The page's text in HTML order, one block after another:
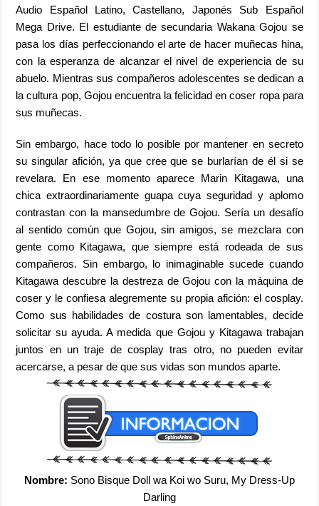
Audio Español Latino, Castellano, Japonés Sub Español
Mega Drive. El estudiante de secundaria Wakana Gojou se
pasa los días perfeccionando el arte de hacer muñecas hina,
con la esperanza de alcanzar el nivel de experiencia de su
abuelo. Mientras sus compañeros adolescentes se dedican a
la cultura pop, Gojou encuentra la felicidad en coser ropa para
sus muñecas.
Sin embargo, hace todo lo posible por mantener en secreto
su singular afición, ya que cree que se burlarían de él si se
revelara. En ese momento aparece Marin Kitagawa, una
chica extraordinariamente guapa cuya seguridad y aplomo
contrastan con la mansedumbre de Gojou. Sería un desafío
al sentido común que Gojou, sin amigos, se mezclara con
gente como Kitagawa, que siempre está rodeada de sus
compañeros. Sin embargo, lo inimaginable sucede cuando
Kitagawa descubre la destreza de Gojou con la máquina de
coser y le confiesa alegremente su propia afición: el cosplay.
Como sus habilidades de costura son lamentables, decide
solicitar su ayuda. A medida que Gojou y Kitagawa trabajan
juntos en un traje de cosplay tras otro, no pueden evitar
acercarse, a pesar de que sus vidas son mundos aparte.
Nombre: Sono Bisque Doll wa Koi wo Suru, My Dress-Up
Darling